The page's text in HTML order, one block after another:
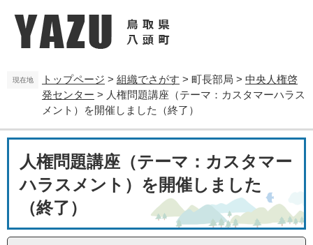
本
現在地 トップページ > 組織でさがす > 町長部局 > 中央人権啓
発センター > 人権問題講座（テーマ：カスタマーハラス
メント）を開催しました（終了）
人権問題講座（テーマ：カスタマー
ハラスメント）を開催しました
（終了）